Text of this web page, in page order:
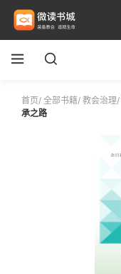
首页/ 全部书籍/ 教会治理/
承之路